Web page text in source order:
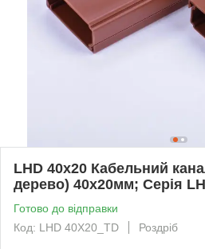
LHD 40x20 Кабельний
дерево) 40х20мм; Серія
Готово до відправки
Код: LHD 40X20_TD
Роздріб